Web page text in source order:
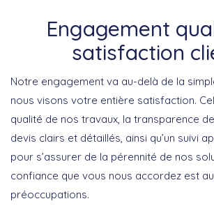
Engagement
satisfaction
Notre engagement va au-delà de la
nous visons votre entière satisfaction.
qualité de nos travaux, la transparence
devis clairs et détaillés, ainsi qu’un suivi
pour s’assurer de la pérennité de nos
confiance que vous nous accordez est
préoccupations.